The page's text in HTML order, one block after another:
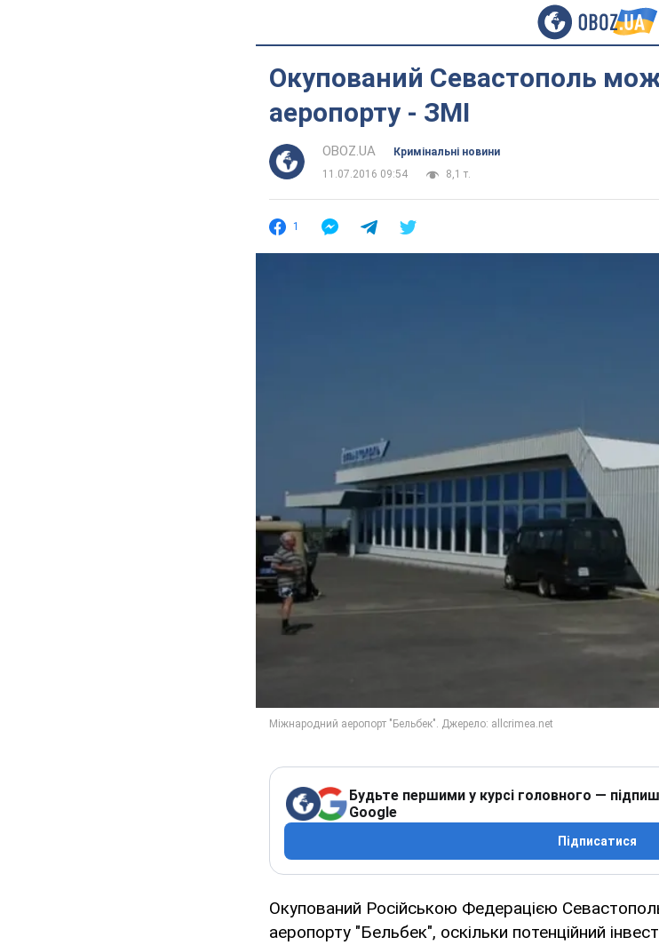
Окупований Севастополь
аеропорту - ЗМІ
OBOZ.UA
Кримінальні новини
11.07.2016 09:54
8,1 т.
1
Будьте першими у курсі головного —
Google
Підписатися
Окупований Російською Федерацією
аеропорту "Бельбек", оскільки потенційний